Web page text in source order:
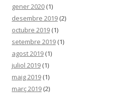
gener 2020 (1)
desembre 2019 (2)
octubre 2019 (1)
setembre 2019 (1)
agost 2019 (1)
juliol 2019 (1)
maig 2019 (1)
març 2019 (2)